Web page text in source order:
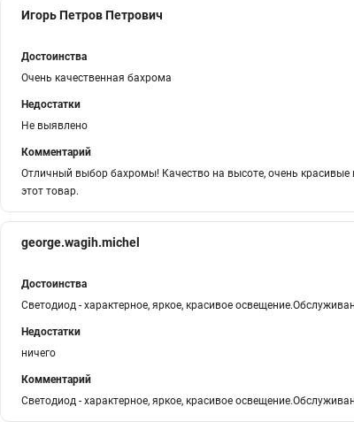
Игорь Петров Петрович
Достоинства
Очень качественная бахрома
Недостатки
Не выявлено
Комментарий
Отличный выбор бахромы! Качество на высоте, очень
этот товар.
george.wagih.michel
Достоинства
Светодиод - характерное, яркое, красивое
Недостатки
ничего
Комментарий
Светодиод - характерное, яркое, красивое